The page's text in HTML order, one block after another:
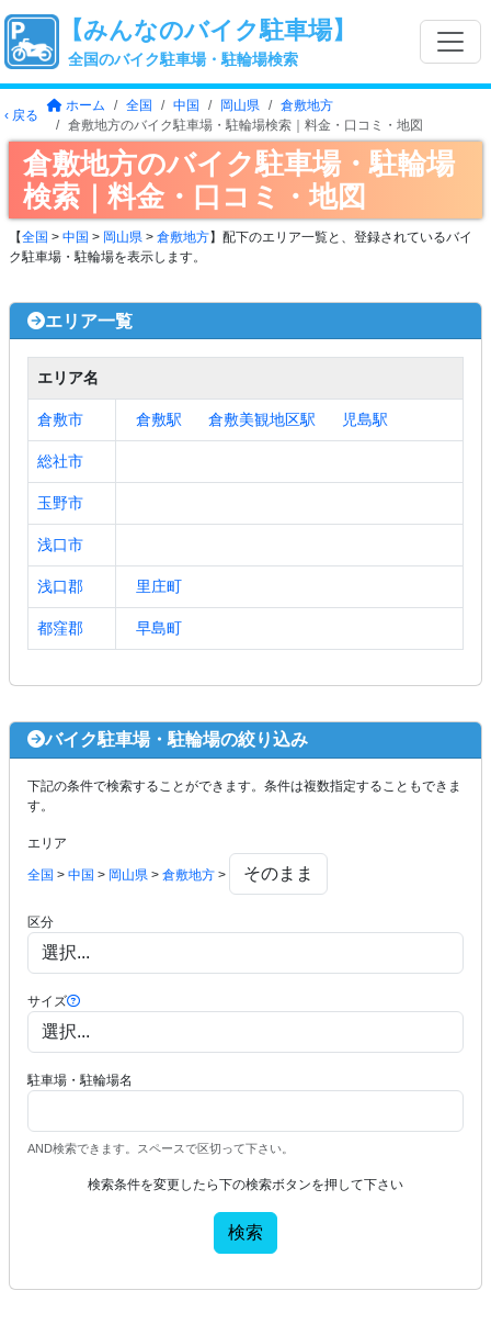
【みんなのバイク駐車場】
全国のバイク駐車場・駐輪場検索
‹ 戻る
ホーム 全国 中国 岡山県
倉敷地方
倉敷地方のバイク駐車場・駐輪場検索｜料金・口コミ・地図
倉敷地方のバイク駐車場・駐輪場
検索｜料金・口コミ・地図
【全国 > 中国 > 岡山県 > 倉敷地方】配下のエリア一覧と、登録されているバイ
ク駐車場・駐輪場を表示します。
エリア一覧
エリア名
倉敷市 倉敷駅 倉敷美観地区駅 児島駅
総社市
玉野市
浅口市
浅口郡 里庄町
都窪郡 早島町
バイク駐車場・駐輪場の絞り込み
下記の条件で検索することができます。条件は複数指定することもできま
す。
エリア
全国 > 中国 > 岡山県 > 倉敷地方 >
区分
サイズ
駐車場・駐輪場名
AND検索できます。スペースで区切って下さい。
検索条件を変更したら下の検索ボタンを押して下さい
検索